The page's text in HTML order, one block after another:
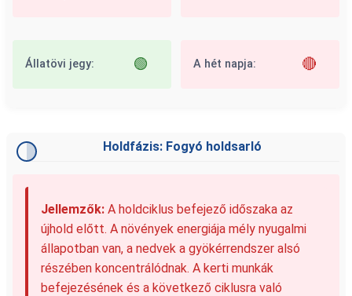
Állatövi jegy: 🟢 A hét napja: 🔴
Holdfázis: Fogyó holdsarló
Jellemzők: A holdciklus befejező időszaka az
újhold előtt. A növények energiája mély nyugalmi
állapotban van, a nedvek a gyökérrendszer alsó
részében koncentrálódnak. A kerti munkák
befejezésének és a következő ciklusra való